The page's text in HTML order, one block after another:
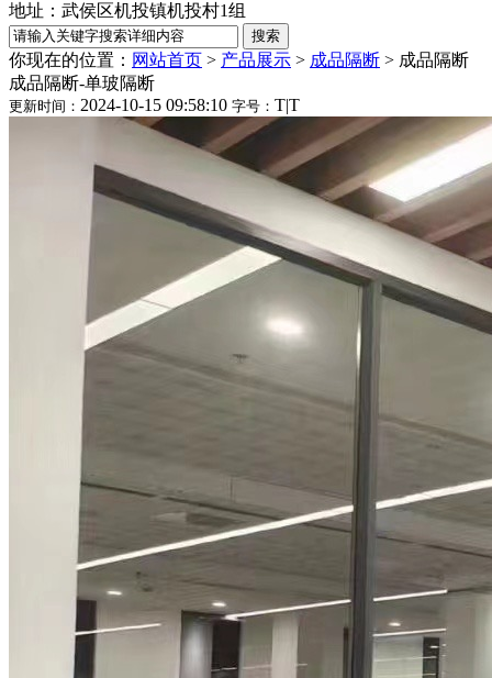
地址：武侯区机投镇机投村1组
你现在的位置： 网站首页 > 产品展示 > 成品隔断 > 成品隔断
成品隔断-单玻隔断
更新时间： 2024-10-15 09:58:10 字号： T|T